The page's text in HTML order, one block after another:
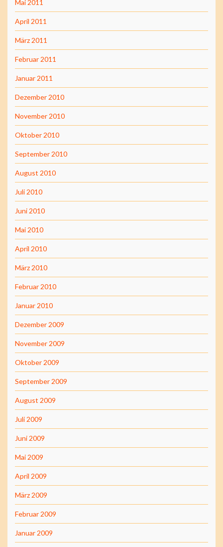
Mai 2011
April 2011
März 2011
Februar 2011
Januar 2011
Dezember 2010
November 2010
Oktober 2010
September 2010
August 2010
Juli 2010
Juni 2010
Mai 2010
April 2010
März 2010
Februar 2010
Januar 2010
Dezember 2009
November 2009
Oktober 2009
September 2009
August 2009
Juli 2009
Juni 2009
Mai 2009
April 2009
März 2009
Februar 2009
Januar 2009